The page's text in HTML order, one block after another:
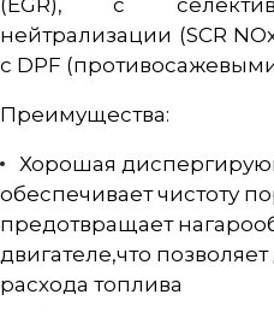
(EGR), с
нейтрализации (SCR
с DPF
Преимущества:
Хорошая
обеспечивает чистоту
предотвращает
двигателе,что
расхода топлива